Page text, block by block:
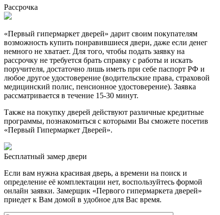
Рассрочка
«Первый гипермаркет дверей» дарит своим покупателям
возможность купить понравившиеся двери, даже если денег
немного не хватает. Для того, чтобы подать заявку на
рассрочку не требуется брать справку с работы и искать
поручителя, достаточно лишь иметь при себе паспорт РФ и
любое другое удостоверение (водительские права, страховой
медицинский полис, пенсионное удостоверение). Заявка
рассматривается в течение 15-30 минут.
Также на покупку дверей действуют различные кредитные
программы, познакомиться с которыми Вы сможете посетив
«Первый Гипермаркет Дверей».
Бесплатный замер двери
Если вам нужна красивая дверь, а времени на поиск и
определение её комплектации нет, воспользуйтесь формой
онлайн заявки. Замерщик «Первого гипермаркета дверей»
приедет к Вам домой в удобное для Вас время.